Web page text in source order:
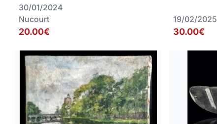
30/01/2024
Nucourt
20.00€
19/02/2025
30.00€